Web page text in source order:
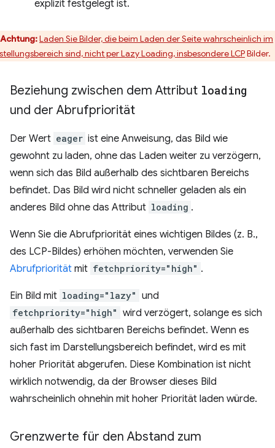
explizit festgelegt ist.
Achtung:Laden Sie Bilder, die beim Laden der Seite wahrscheinlich im
sind, nicht per Lazy Loading, insbesondereLCPBilder.
Beziehung zwischen dem Attribut loading
und der Abrufpriorität
Der Wert eager ist eine Anweisung, das Bild wie
gewohnt zu laden, ohne das Laden weiter zu verzögern,
wenn sich das Bild außerhalb des sichtbaren Bereichs
befindet. Das Bild wird nicht schneller geladen als ein
anderes Bild ohne das Attribut loading .
Wenn Sie die Abrufpriorität eines wichtigen Bildes (z. B.,
des LCP-Bildes) erhöhen möchten, verwenden Sie
Abrufpriorität mit fetchpriority="high" .
Ein Bild mit loading="lazy" und
fetchpriority="high" wird verzögert, solange es sich
außerhalb des sichtbaren Bereichs befindet. Wenn es
sich fast im Darstellungsbereich befindet, wird es mit
hoher Priorität abgerufen. Diese Kombination ist nicht
wirklich notwendig, da der Browser dieses Bild
wahrscheinlich ohnehin mit hoher Priorität laden würde.
Grenzwerte für den Abstand zum